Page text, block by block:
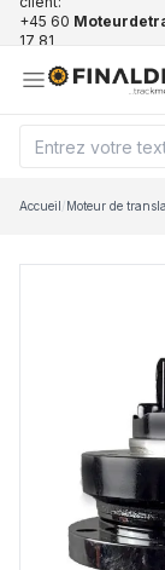
+45 60
17 81
Accueil/Moteur de